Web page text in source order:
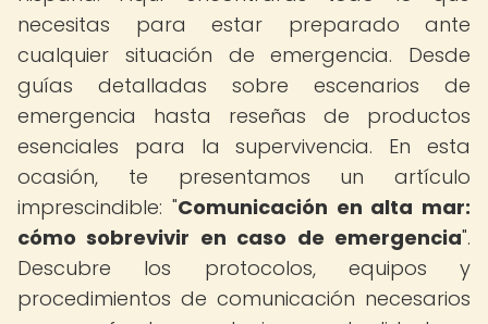
necesitas para estar preparado ante
cualquier situación de emergencia. Desde
guías detalladas sobre escenarios de
emergencia hasta reseñas de productos
esenciales para la supervivencia. En esta
ocasión, te presentamos un artículo
imprescindible: "Comunicación en alta mar:
cómo sobrevivir en caso de emergencia".
Descubre los protocolos, equipos y
procedimientos de comunicación necesarios